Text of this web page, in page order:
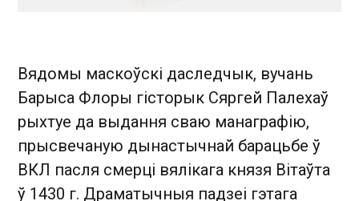
Вядомы маскоўскі даследчык, вучань
Барыса Флоры гісторык Сяргей Палехаў
рыхтуе да выдання сваю манаграфію,
прысвечаную дынастычнай барацьбе ў
ВКЛ пасля смерці вялікага князя Вітаўта
ў 1430 г. Драматычныя падзеі гэтага